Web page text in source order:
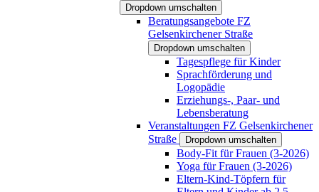
Dropdown umschalten
Beratungsangebote FZ
Gelsenkirchener Straße
Dropdown umschalten
Tagespflege für Kinder
Sprachförderung und
Logopädie
Erziehungs-, Paar- und
Lebensberatung
Veranstaltungen FZ Gelsenkirchener
Straße
Dropdown umschalten
Body-Fit für Frauen (3-2026)
Yoga für Frauen (3-2026)
Eltern-Kind-Töpfern für